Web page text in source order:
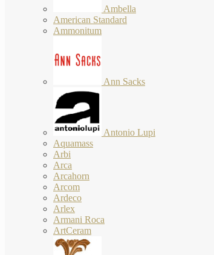
Ambella
American Standard
Ammonitum
Ann Sacks
Antonio Lupi
Aquamass
Arbi
Arca
Arcahorn
Arcom
Ardeco
Arlex
Armani Roca
ArtCeram